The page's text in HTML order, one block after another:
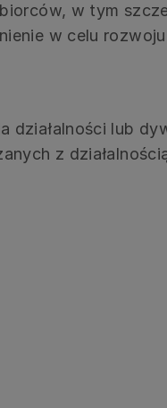
w tym
w celu
działalności lub
z